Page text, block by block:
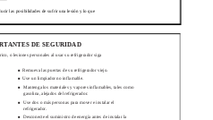
las posibilidades de sufrir una lesión y lo que
o lesiones personales al usar su refrigerador siga
DE SEGURIDAD
■ Remueva las puertas de su refrigerador viejo.
■ Use un limpiador no inflamable.
■
Mantenga los materiales y vapores inflamables, tales como
gasolina, alejados del refrigerador.
■
Use dos o más personas para mover e instalar el
refrigerador.
■ Desconecte el suministro de energía antes de instalar la